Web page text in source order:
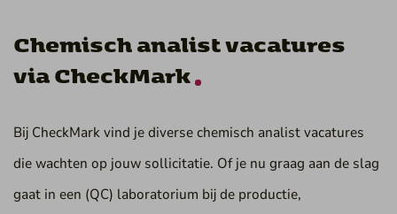
Chemisch analist vacatures
via CheckMark
Bij CheckMark vind je diverse chemisch analist vacatures
die wachten op jouw sollicitatie. Of je nu graag aan de slag
gaat in een (QC) laboratorium bij de productie,